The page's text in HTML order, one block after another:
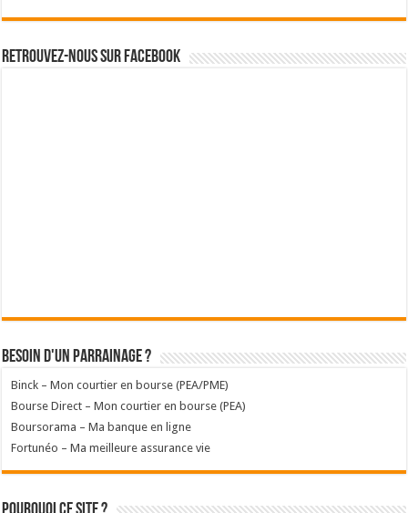
Retrouvez-nous sur Facebook
Besoin d'un parrainage ?
Binck – Mon courtier en bourse (PEA/PME)
Bourse Direct – Mon courtier en bourse (PEA)
Boursorama – Ma banque en ligne
Fortunéo – Ma meilleure assurance vie